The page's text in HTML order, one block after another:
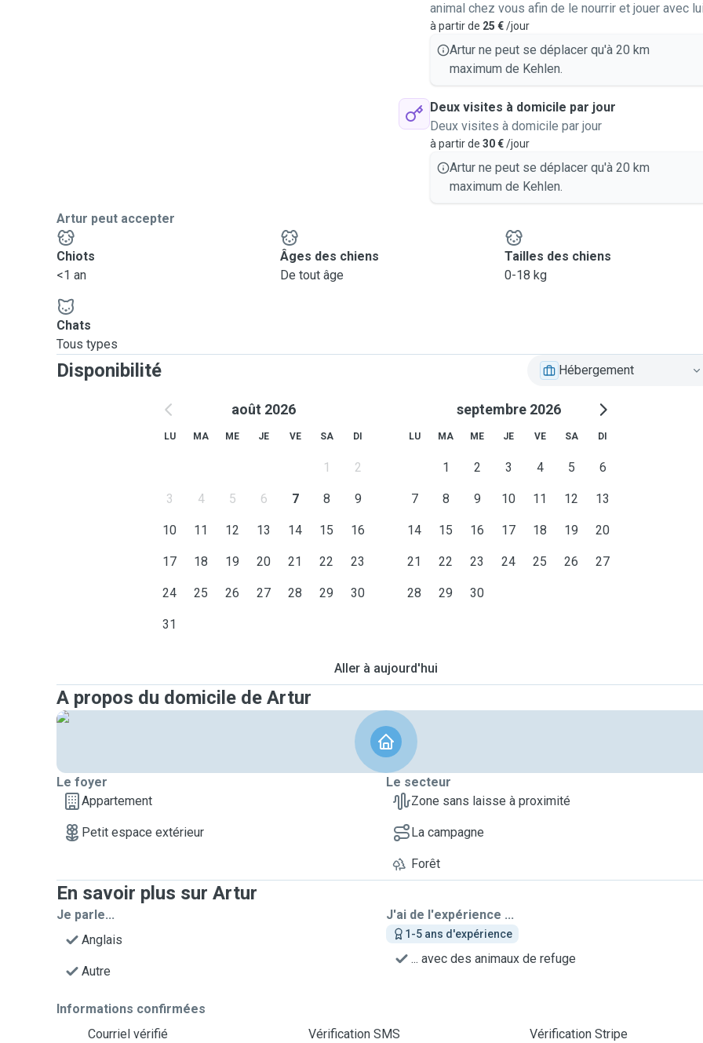
animal chez vous afin de le nourrir et jouer avec
à partir de 25 €/jour
Artur ne peut se déplacer qu'à 20 km
maximum de Kehlen.
Deux visites à domicile par jour
Deux visites à domicile par jour
à partir de 30 €/jour
Artur ne peut se déplacer qu'à 20 km
maximum de Kehlen.
Artur peut accepter
Chiots
<1 an
Âges des chiens
De tout âge
Tailles des chiens
0-18 kg
Chats
Tous types
Disponibilité Hébergement
août 2026
LU MA ME JE VE SA DI
1 2
3 4 5 6 7 8 9
10 11 12 13 14 15 16
17 18 19 20 21 22 23
24 25 26 27 28 29 30
31
septembre 2026
LU MA ME JE VE SA DI
1 2 3 4 5 6
7 8 9 10 11 12 13
14 15 16 17 18 19 20
21 22 23 24 25 26 27
28 29 30
Aller à aujourd'hui
A propos du domicile de Artur
Le foyer
Appartement
Petit espace extérieur
Le secteur
Zone sans laisse à proximité
La campagne
Forêt
En savoir plus sur Artur
Je parle...
Anglais
Autre
J'ai de l'expérience ...
1-5 ans d'expérience
... avec des animaux de refuge
Informations confirmées
Courriel vérifié
Vérification SMS Vérification Stripe